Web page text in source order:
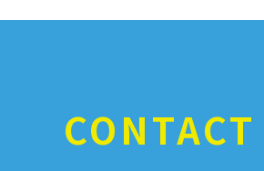
CONTACT